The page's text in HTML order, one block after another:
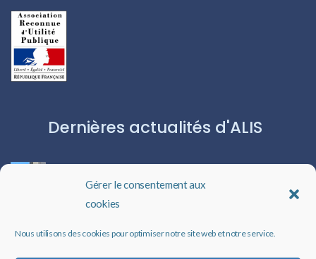
Gérer le consentement aux
cookies
Nous utilisons des cookies pour optimiser notre site web et notre service.
Dernières actualités d'ALIS
Les livres audio : une porte ouverte sur l’évasion